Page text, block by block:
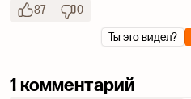
87
0
Ты это видел?
1 комментарий